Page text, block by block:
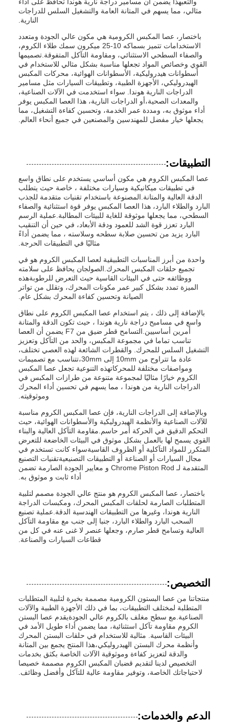
مثالي، مما يسهم في المتانة العامة والتشغيل السلس للدراجات
النارية.
باختصار، عصا المكبس الكرومية هي مكون عالي الجودة ومتعدد
الاستخدامات تتميز بسماكه 10-25 ميكرون سمك طلاء الكروم،
والصفاء السطحي الاستثنائي، ومقاومة التآكل المتفوقة.تصميمها
القوي وخصائص المواد تجعلها مناسبة بشكل مثالي للاستخدام في
أسطوانات هيدروليكية، الأسطوانات الهوائية، محركات المكبس
الهيدروليكي، الأجهزة الطبية، وتطبيقات السيارات مثل مسامير
الدراجات النارية هوندا. سواء استخدمت في الآلات الصناعية،
والمعدات الصحية،أو الدراجات النارية، هذا العصا المكبس يوفر
أداء موثوق به، ومددة عمر الخدمة، وتحسين كفاءة التشغيل، مما
يجعلها خيار مفضل للمهندسين والمصنعين في جميع أنحاء العالم.
التطبيقات:
عصا المكبس الكروم هي مكون أساسي يستخدم على نطاق واسع
في تطبيقات ميكانيكية وسيارات مختلفة ، خاصة حيث يتطلب
الدقة العالية والمتانة.المصنوعة باستخدام تقنيات متقدمة للجذب
البارد والطلاء البارد، هذا العصا المكبس يوفر قوة استثنائية والصفاء
السطحي، مما يجعلها موثوقة للغاية للبيئات المطالبة.عملية الرسم
البارد تعزز قوة الشد للعمود ودقة الأبعاد، في حين أن التنقيب
البارد يزيد من تحسين صلابة سطحه وسلاسته ، مما يضمن أداءً
مثاليًا في التطبيقات الحرجة.
واحدة من أبرز المناسبات التطبيقية لعصا المكبس الكروم هو في
تجميع حلقات المكبس المحرك.الصولجان يحافظ على سلامته
ووظائفه حتى في البيئات القاسية حيث التعرض للرطوبةهذه
الميزة تمدد بشكل كبير عمر مكونات المحرك، وتقلل من تواتر
الصيانة وتحسين كفاءة المحرك بشكل عام.
بالإضافة إلى ذلك ، يتم استخدام عصا المكبس الكروم على نطاق
واسع في مساميح دراجة نارية هوندا ، حيث تكون الدقة والمتانة
أمرين أساسيين.التسامح قطر ضيق من F7 يضمن أن العصا
تناسب تماما في مجموعة المكبس، والحد من التآكل وتعزيز
التشغيل السلس للمحرك. والقطرات الشائعة لهذه العصي تختلف،
عادة ما تتراوح من 10mm إلى 30mm،تتناسب مع تصميمات
ومواصفات مختلفة للمحركاتهذه التنوعية تجعل عصا المكبس
الكروم خيارًا مثاليًا لمجموعة متنوعة من طرازات المكبس في
الدراجات النارية من هوندا ، مما يسهم في تحسين أداء المحرك
وموثوقيته.
وبالإضافة إلى الدراجات النارية، فإن عصا المكبس الكروم مناسبة
للآلات الصناعية والأنظمة الهيدروليكية والأسطوانات الهوائية، حيث
التحكم الدقيق في الحركة أمر حاسم.مقاومة التآكل العالية والبناء
القوي يسمح لها بالعمل بشكل موثوق في البيئات الخاضعة للتعرض
المتكرر للمواد التآكلية أو الظروف القاسيةسواء كانت تستخدم في
مجال السيارات أو الصناعة أو التطبيقات التصنيعيةتقنيات التصنيع
المتقدمة لـ Chrome Piston Rod و معايير الجودة الصارمة تضمن
أداء ثابت و موثوق به.
باختصار، عصا المكبس الكروم هو منتج عالي الجودة مصمم لتلبية
المتطلبات الصارمة لحلقات المكبس المحرك، ومكبسات الدراجة
النارية هوندا، وغيرها من التطبيقات الهندسية الدقة.عملية تصنيع
السحب البارد والطلاء البارد، جنبا إلى جنب مع مقاومة التآكل
العالية وتسامح قطر صارم، وجعلها عنصر لا غنى عنه في كل من
قطاعات السيارات والصناعة.
التخصيص:
منتجاتنا من عصا البستون الكرومية مصممة بخبرة لتلبية المتطلبات
المتطلبة لمختلف التطبيقات، بما في ذلك الأجهزة الطبية والآلات
الصناعية.مع سطح مغلف بالكروم عالي الجودةيقدم عصا البستن
الكروم مقاومة تآكل استثنائية، مما يضمن أداء طويل الأمد في
البيئات القاسية. مثالية للاستخدام في حلقات البستن المحرك
وأنظمة محرك البستن الهيدروليكي،هذا المنتج يجمع بين المتانة
والدقة لتعزيز كفاءة وموثوقية الآلات الخاصة بكثق بخدمات
التخصيص لدينا لتقديم قضبان المكبس الكروم مصممة خصيصا
لاحتياجاتك الخاصة، وتوفير مقاومة عالية للتآكل وأفضل وظائف.
الدعم والخدمات: